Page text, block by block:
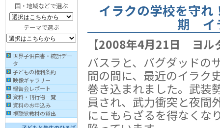
国・地域などで選ぶ
テーマで選ぶ
世界子供白書・統計デー
タ
子どもの権利条約
映像ギャラリー
報告会レポート
資料・刊行物一覧
資料のお申込み
視聴覚教材の貸出
イラクの学校を守
期 イ
【2008年4月21日 ヨル
バスラと、バグダッドの
間の間に、最近のイラク
巻き込まれました。武装
員され、武力衝突と夜間
にこもらざるを得なくな